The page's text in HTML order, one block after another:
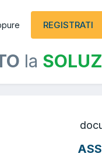
REGISTRATI
la